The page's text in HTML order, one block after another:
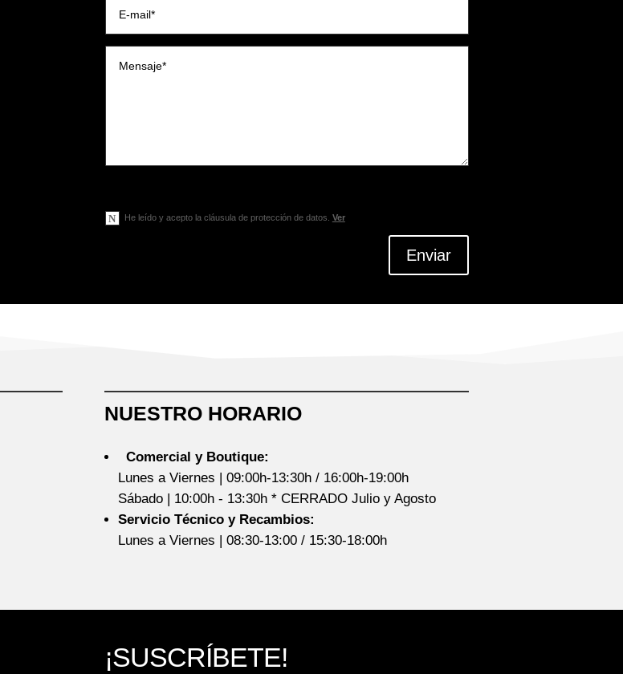
He leído y acepto la cláusula de protección de datos. Ver
Enviar
NUESTRO HORARIO
Comercial y Boutique:
Lunes a Viernes | 09:00h-13:30h / 16:00h-19:00h
Sábado | 10:00h - 13:30h * CERRADO Julio y Agosto
Servicio Técnico y Recambios:
Lunes a Viernes | 08:30-13:00 / 15:30-18:00h
¡SUSCRÍBETE!